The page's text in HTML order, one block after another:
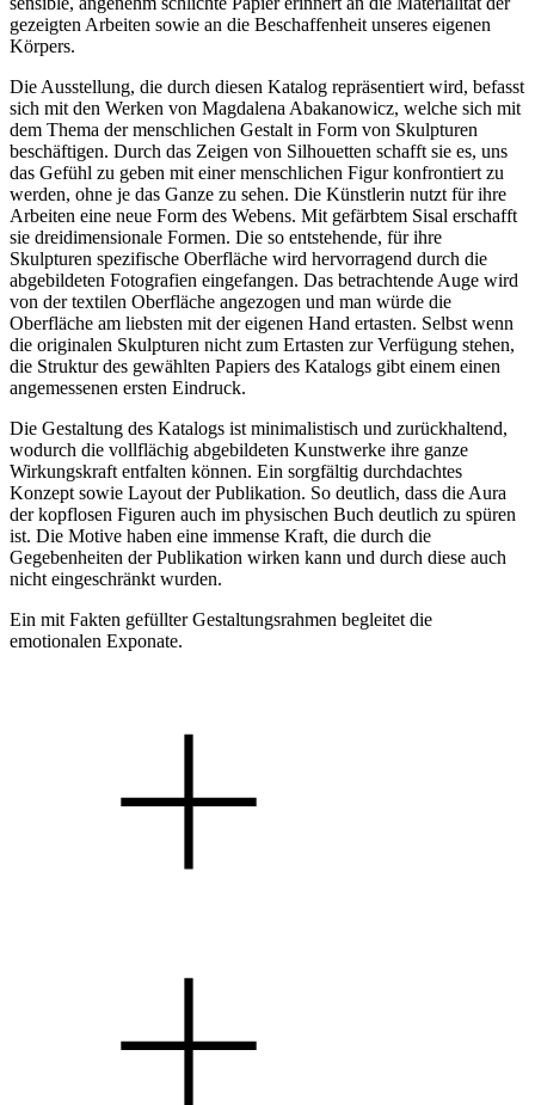
gezeigten Arbeiten sowie an die Beschaffenheit unseres eigenen
Körpers.
Die Ausstellung, die durch diesen Katalog repräsentiert wird, befasst
sich mit den Werken von Magdalena Abakanowicz, welche sich mit
dem Thema der menschlichen Gestalt in Form von Skulpturen
beschäftigen. Durch das Zeigen von Silhouetten schafft sie es, uns
das Gefühl zu geben mit einer menschlichen Figur konfrontiert zu
werden, ohne je das Ganze zu sehen. Die Künstlerin nutzt für ihre
Arbeiten eine neue Form des Webens. Mit gefärbtem Sisal erschafft
sie dreidimensionale Formen. Die so entstehende, für ihre
Skulpturen spezifische Oberfläche wird hervorragend durch die
abgebildeten Fotografien eingefangen. Das betrachtende Auge wird
von der textilen Oberfläche angezogen und man würde die
Oberfläche am liebsten mit der eigenen Hand ertasten. Selbst wenn
die originalen Skulpturen nicht zum Ertasten zur Verfügung stehen,
die Struktur des gewählten Papiers des Katalogs gibt einem einen
angemessenen ersten Eindruck.
Die Gestaltung des Katalogs ist minimalistisch und zurückhaltend,
wodurch die vollflächig abgebildeten Kunstwerke ihre ganze
Wirkungskraft entfalten können. Ein sorgfältig durchdachtes
Konzept sowie Layout der Publikation. So deutlich, dass die Aura
der kopflosen Figuren auch im physischen Buch deutlich zu spüren
ist. Die Motive haben eine immense Kraft, die durch die
Gegebenheiten der Publikation wirken kann und durch diese auch
nicht eingeschränkt wurden.
Ein mit Fakten gefüllter Gestaltungsrahmen begleitet die
emotionalen Exponate.